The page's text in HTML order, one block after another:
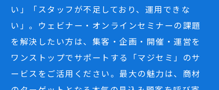
い」「スタッフが不足しており、運用できな
い」。ウェビナー・オンラインセミナーの課題
を解決したい方は、集客・企画・開催・運営を
ワンストップでサポートする「マジセミ」のサ
ービスをご活用ください。最大の魅力は、商材